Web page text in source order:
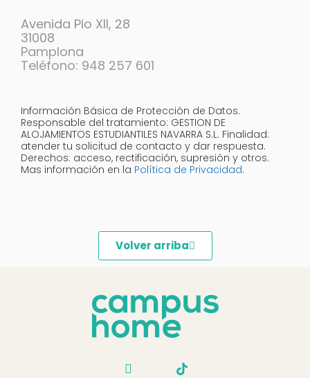
Avenida Pio XII, 28
31008
Pamplona
Teléfono: 948 257 601
Información Básica de Protección de Datos.
Responsable del tratamiento: GESTION DE
ALOJAMIENTOS ESTUDIANTILES NAVARRA S.L. Finalidad:
atender tu solicitud de contacto y dar respuesta.
Derechos: acceso, rectificación, supresión y otros.
Mas información en la Política de Privacidad.
Volver arriba